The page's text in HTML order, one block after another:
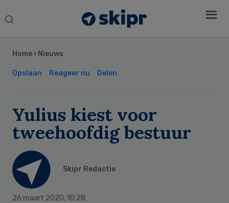
Search
Home › Nieuws
Opslaan Reageer nu Delen
Yulius kiest voor
tweehoofdig bestuur
Skipr Redactie
26 maart 2020, 10:28
Sidebar